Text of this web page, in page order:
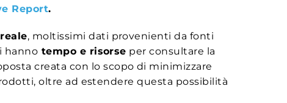
Report.
, moltissimi dati provenienti da fonti
hanno tempo e risorse per consultare la
creata con lo scopo di minimizzare
oltre ad estendere questa possibilità